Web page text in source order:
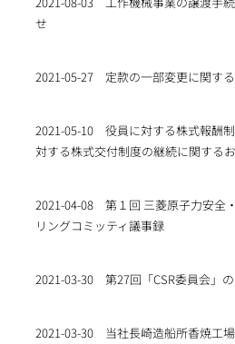
せ
2021-05-27 定款の一部変更に関す
2021-05-10
役員に対する株式報酬
対する株式交付制度の継続に関する
2021-04-08
第１回 三菱原子力安
リングコミッティ議事録
2021-03-30 第27回「CSR委員会」
2021-03-30
当社長崎造船所香焼工